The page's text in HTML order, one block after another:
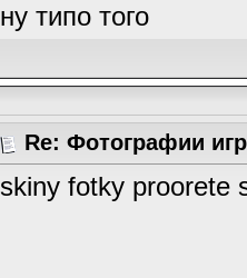
ну типо того
Re: Фотографии
skiny fotky proorete